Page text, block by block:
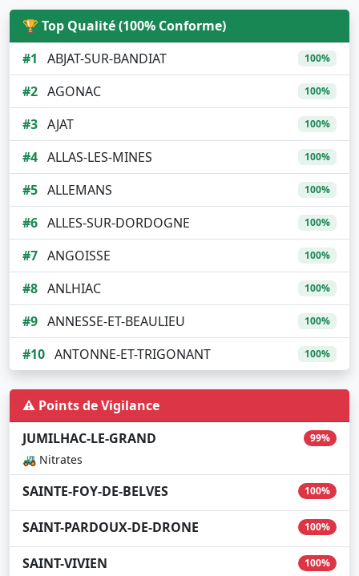
🏆 Top Qualité (100% Conforme)
#1
ABJAT-SUR-BANDIAT 100%
#2 AGONAC 100%
#3 AJAT 100%
#4 ALLAS-LES-MINES 100%
#5 ALLEMANS 100%
#6 ALLES-SUR-DORDOGNE 100%
#7 ANGOISSE 100%
#8 ANLHIAC 100%
#9 ANNESSE-ET-BEAULIEU 100%
#10 ANTONNE-ET-TRIGONANT 100%
⚠️ Points de Vigilance
JUMILHAC-LE-GRAND
99%
🚜 Nitrates
SAINTE-FOY-DE-BELVES 100%
SAINT-PARDOUX-DE-DRONE 100%
SAINT-VIVIEN 100%